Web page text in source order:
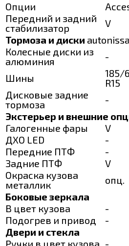
Опции
Передний и задний
стабилизатор
V
Тормоза и диски
Колесные диски из
алюминия
-
Шины
185/
R15
Дисковые задние
тормоза
-
Экстерьер и внешние
Галогенные фары
V
ДХО LED
-
Передние ПТФ
-
Задние ПТФ
V
Окраска кузова
металлик
опц.
Боковые зеркала
В цвет кузова
-
Подогрев и привод
-
Двери и стекла